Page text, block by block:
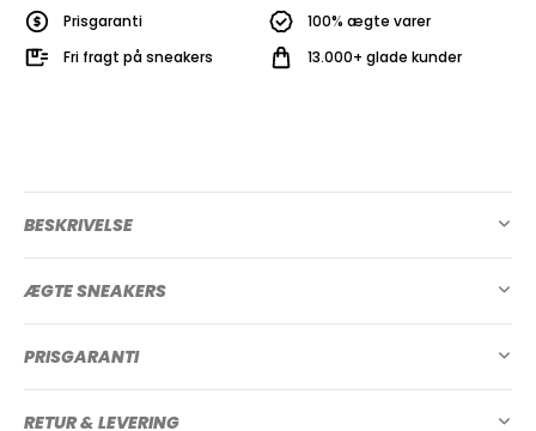
Prisgaranti
Fri fragt på sneakers
100% ægte varer
13.000+ glade kunder
BESKRIVELSE
ÆGTE SNEAKERS
PRISGARANTI
RETUR & LEVERING